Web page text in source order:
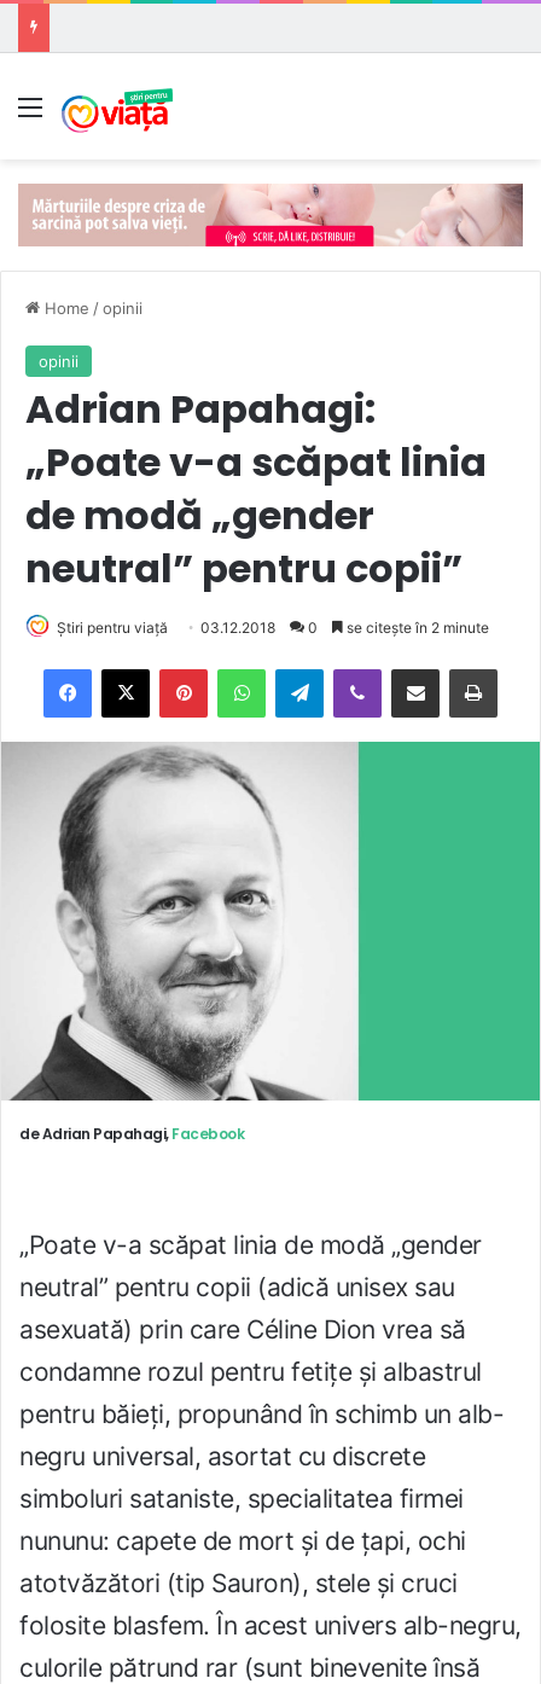
Meniu
Home /opinii
opinii
Adrian Papahagi:
„Poate v-a scăpat linia
de modă „gender
neutral” pentru copii”
Știri pentru viață 03.12.2018 0 se citește în 2 minute
Telegram
de Adrian Papahagi,Facebook
„Poate v-a scăpat linia de modă „gender
neutral” pentru copii (adică unisex sau
asexuată) prin care Céline Dion vrea să
condamne rozul pentru fetițe și albastrul
pentru băieți, propunând în schimb un alb-
negru universal, asortat cu discrete
simboluri sataniste, specialitatea firmei
nununu: capete de mort și de țapi, ochi
atotvăzători (tip Sauron), stele și cruci
folosite blasfem. În acest univers alb-negru,
culorile pătrund rar (sunt binevenite însă